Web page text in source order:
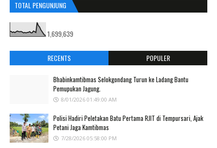
TOTAL PENGUNJUNG
1,699,639
RECENTS POPULER
Bhabinkamtibmas Selokgondang Turun ke Ladang Bantu
Pemupukan Jagung.
8/01/2026 01:49:00 AM
Polisi Hadiri Peletakan Batu Pertama RJIT di Tempursari, Ajak
Petani Jaga Kamtibmas
7/28/2026 05:58:00 PM